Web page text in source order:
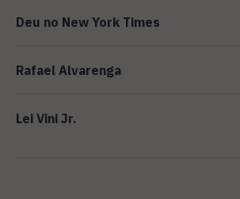
Deu no New York Times
Rafael Alvarenga
Lei Vini Jr.